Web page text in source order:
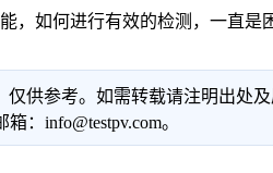
，如何进行有效的检测，一直是
供参考。如需转载请注明出处
：info@testpv.com。